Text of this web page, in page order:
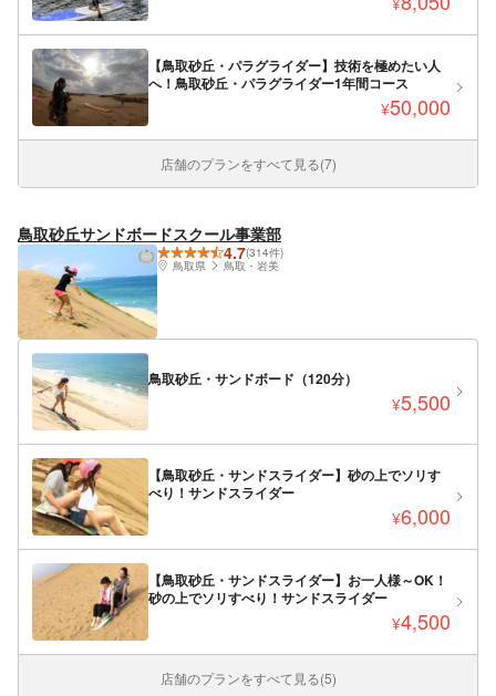
【鳥取砂丘・パラグライダー】技術を極めたい人
へ！鳥取砂丘・パラグライダー1年間コース
¥50,000
店舗のプランをすべて見る(7)
鳥取砂丘サンドボードスクール事業部
4.7(314件)
鳥取県
鳥取・岩美
鳥取砂丘・サンドボード（120分）
¥5,500
【鳥取砂丘・サンドスライダー】砂の上でソリす
べり！サンドスライダー
¥6,000
【鳥取砂丘・サンドスライダー】お一人様～OK！
砂の上でソリすべり！サンドスライダー
¥4,500
店舗のプランをすべて見る(5)